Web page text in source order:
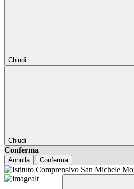
Chiudi
Chiudi
Conferma
Annulla Conferma